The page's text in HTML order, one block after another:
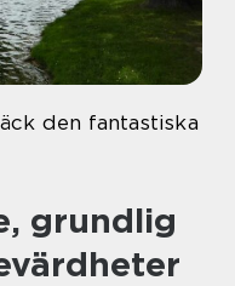
den fantastiska
grundlig